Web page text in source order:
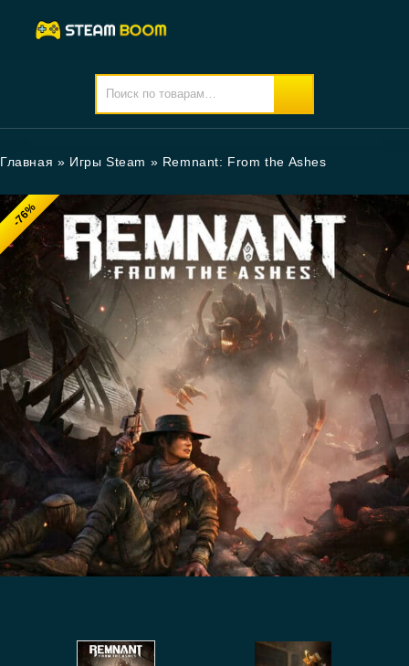
Главная » Игры Steam » Remnant: From the Ashes
-76%